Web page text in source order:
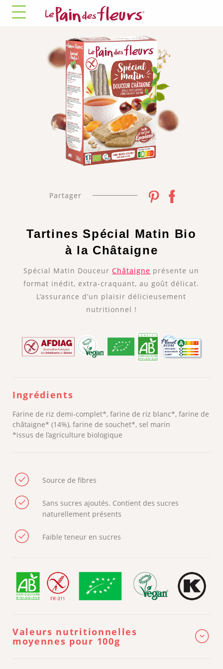
Partager
Tartines Spécial Matin Bio
à la Châtaigne
Spécial Matin DouceurChâtaigne présente un
format inédit, extra-craquant, au goût délicat.
L’assurance d’un plaisir délicieusement
nutritionnel !
Ingrédients
Farine de riz demi-complet*, farine de riz blanc*, farine de
châtaigne* (14%), farine de souchet*, sel marin
*issus de l’agriculture biologique
Source de fibres
Sans sucres ajoutés. Contient des sucres
naturellement présents
Faible teneur en sucres
Valeurs nutritionnelles
moyennes pour 100g
✓ Autoriser tous
les cookies
✗ Interdire tous
les cookies
COOKIES OBLIGATOIRES
Ce site utilise des cookies nécessaires à son bon
fonctionnement qui ne peuvent pas être désactivés.
Autoriser
✛ RÉGIES PUBLICITAIRES
Facebook Pixel
Ce service peut déposer 8 cookies.
✓ Autoriser ✗ Interdire